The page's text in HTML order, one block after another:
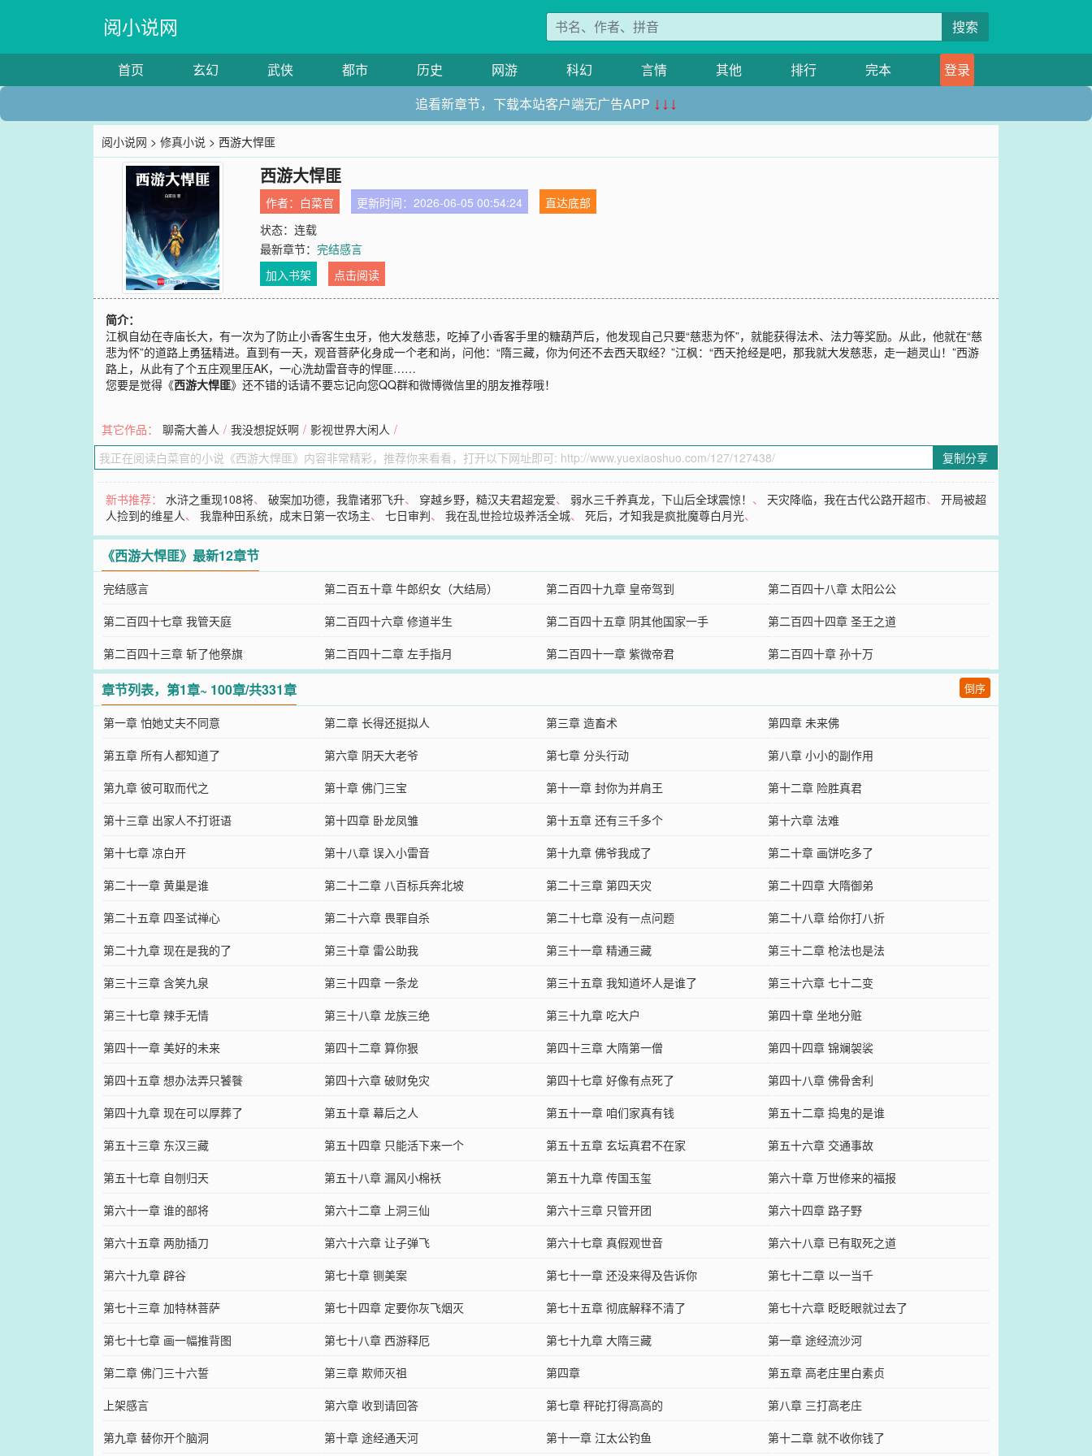
阅小说网 搜索
首页 玄幻 武侠 都市 历史 网游 科幻 言情 其他 排行 完本
登录
追看新章节，下载本站客户端无广告APP ↓↓↓
阅小说网 >修真小说 > 西游大悍匪
西游大悍匪
作者： 白菜官 更新时间：2026-06-05 00:54:24
直达底部
状态：连载
最新章节：完结感言
加入书架
点击阅读
简介：
江枫自幼在寺庙长大，有一次为了防止小香客生虫牙，他大发慈悲，吃掉了小香客手里的糖葫芦后，他发现自己只要“慈悲为怀”，就能获得法术、法力等奖励。从此，他就在“慈
悲为怀”的道路上勇猛精进。直到有一天，观音菩萨化身成一个老和尚，问他：“隋三藏，你为何还不去西天取经？”江枫：“西天抢经是吧，那我就大发慈悲，走一趟灵山！”西游
路上，从此有了个五庄观里压AK，一心洗劫雷音寺的悍匪……
您要是觉得《西游大悍匪》还不错的话请不要忘记向您QQ群和微博微信里的朋友推荐哦！
其它作品： 聊斋大善人 / 我没想捉妖啊 / 影视世界大闲人 /
复制分享
新书推荐：水浒之重现108将、破案加功德，我靠诸邪飞升、 穿越乡野，糙汉夫君超宠爱、弱水三千养真龙，下山后全球震惊！ 、 天灾降临，我在古代公路开超市、开局被超
人捡到的维星人、我靠种田系统，成末日第一农场主、七日审判、我在乱世捡垃圾养活全城、死后，才知我是疯批魔尊白月光、
《西游大悍匪》最新12章节
完结感言 第二百五十章 牛郎织女（大结局） 第二百四十九章 皇帝驾到
第二百四十八章 太阳公公
第二百四十七章 我管天庭
第二百四十六章 修道半生 第二百四十五章 阴其他国家一手
第二百四十四章 圣王之道
第二百四十三章 斩了他祭旗
第二百四十二章 左手指月 第二百四十一章 紫微帝君 第二百四十章 孙十万
章节列表，第1章~ 100章/共331章 倒序
第一章 怕她丈夫不同意 第二章 长得还挺拟人 第三章 造畜术
第四章 未来佛
第五章 所有人都知道了
第六章 阴天大老爷 第七章 分头行动
第八章 小小的副作用
第九章 彼可取而代之
第十章 佛门三宝 第十一章 封你为并肩王
第十二章 险胜真君
第十三章 出家人不打诳语
第十四章 卧龙凤雏 第十五章 还有三千多个
第十六章 法难
第十七章 凉白开
第十八章 误入小雷音 第十九章 佛爷我成了
第二十章 画饼吃多了
第二十一章 黄巢是谁
第二十二章 八百标兵奔北坡 第二十三章 第四天灾
第二十四章 大隋御弟
第二十五章 四圣试禅心
第二十六章 畏罪自杀 第二十七章 没有一点问题
第二十八章 给你打八折
第二十九章 现在是我的了
第三十章 雷公助我 第三十一章 精通三藏
第三十二章 枪法也是法
第三十三章 含笑九泉
第三十四章 一条龙 第三十五章 我知道坏人是谁了
第三十六章 七十二变
第三十七章 辣手无情
第三十八章 龙族三绝 第三十九章 吃大户
第四十章 坐地分赃
第四十一章 美好的未来
第四十二章 算你狠 第四十三章 大隋第一僧
第四十四章 锦斓袈裟
第四十五章 想办法弄只饕餮
第四十六章 破财免灾 第四十七章 好像有点死了
第四十八章 佛骨舍利
第四十九章 现在可以厚葬了
第五十章 幕后之人 第五十一章 咱们家真有钱
第五十二章 捣鬼的是谁
第五十三章 东汉三藏
第五十四章 只能活下来一个 第五十五章 玄坛真君不在家
第五十六章 交通事故
第五十七章 自刎归天
第五十八章 漏风小棉袄 第五十九章 传国玉玺
第六十章 万世修来的福报
第六十一章 谁的部将
第六十二章 上洞三仙 第六十三章 只管开团
第六十四章 路子野
第六十五章 两肋插刀
第六十六章 让子弹飞 第六十七章 真假观世音
第六十八章 已有取死之道
第六十九章 辟谷
第七十章 铡美案 第七十一章 还没来得及告诉你
第七十二章 以一当千
第七十三章 加特林菩萨
第七十四章 定要你灰飞烟灭 第七十五章 彻底解释不清了
第七十六章 眨眨眼就过去了
第七十七章 画一幅推背图
第七十八章 西游释厄 第七十九章 大隋三藏
第一章 途经流沙河
第二章 佛门三十六誓
第三章 欺师灭祖 第四章
第五章 高老庄里白素贞
上架感言
第六章 收到请回答 第七章 秤砣打得高高的
第八章 三打高老庄
第九章 替你开个脑洞
第十章 途经通天河 第十一章 江太公钓鱼 第十二章 就不收你钱了